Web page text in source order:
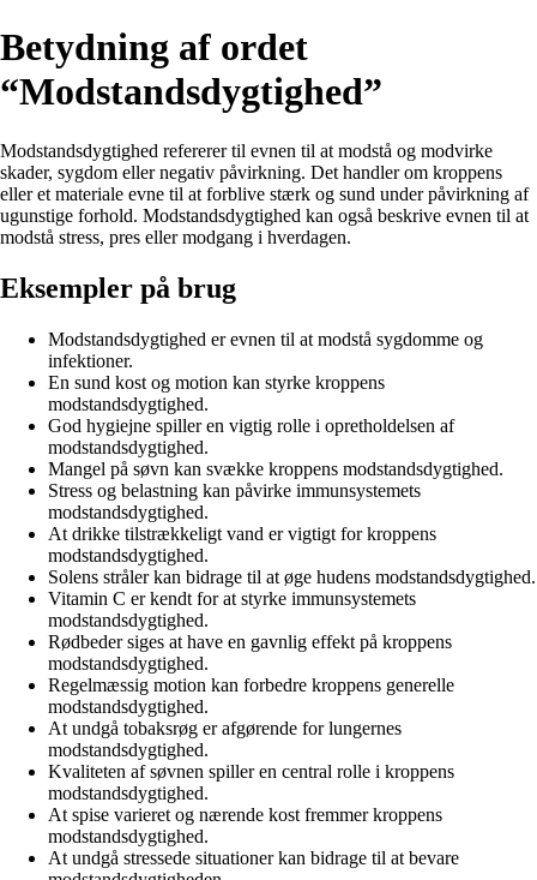
Betydning af ordet
“Modstandsdygtighed”
Modstandsdygtighed refererer til evnen til at modstå og modvirke
skader, sygdom eller negativ påvirkning. Det handler om kroppens
eller et materiale evne til at forblive stærk og sund under påvirkning af
ugunstige forhold. Modstandsdygtighed kan også beskrive evnen til at
modstå stress, pres eller modgang i hverdagen.
Eksempler på brug
Modstandsdygtighed er evnen til at modstå sygdomme og
infektioner.
En sund kost og motion kan styrke kroppens
modstandsdygtighed.
God hygiejne spiller en vigtig rolle i opretholdelsen af
modstandsdygtighed.
Mangel på søvn kan svække kroppens modstandsdygtighed.
Stress og belastning kan påvirke immunsystemets
modstandsdygtighed.
At drikke tilstrækkeligt vand er vigtigt for kroppens
modstandsdygtighed.
Solens stråler kan bidrage til at øge hudens modstandsdygtighed.
Vitamin C er kendt for at styrke immunsystemets
modstandsdygtighed.
Rødbeder siges at have en gavnlig effekt på kroppens
modstandsdygtighed.
Regelmæssig motion kan forbedre kroppens generelle
modstandsdygtighed.
At undgå tobaksrøg er afgørende for lungernes
modstandsdygtighed.
Kvaliteten af søvnen spiller en central rolle i kroppens
modstandsdygtighed.
At spise varieret og nærende kost fremmer kroppens
modstandsdygtighed.
At undgå stressede situationer kan bidrage til at bevare